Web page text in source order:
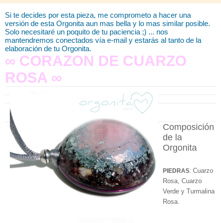
Si te decides por esta pieza, me comprometo a hacer una
versión de esta Orgonita aun mas bella y lo mas similar posible.
Solo necesitaré un poquito de tu paciencia ;) ... nos
mantendremos conectados vía e-mail y estarás al tanto de la
elaboración de tu Orgonita.
∞ CORAZON DE CUARZO
ROSA ∞
Composición
de la
Orgonita
PIEDRAS: Cuarzo
Rosa, Cuarzo
Verde y Turmalina
Rosa.